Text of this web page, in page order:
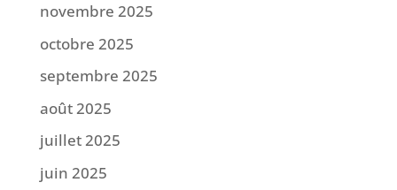
novembre 2025
octobre 2025
septembre 2025
août 2025
juillet 2025
juin 2025